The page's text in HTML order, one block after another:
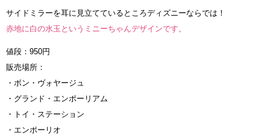
サイドミラーを耳に見立てているところディズニーならでは！
赤地に白の水玉というミニーちゃんデザインです。
値段：950円
販売場所：
・ボン・ヴォヤージュ
・グランド・エンポーリアム
・トイ・ステーション
・エンポーリオ